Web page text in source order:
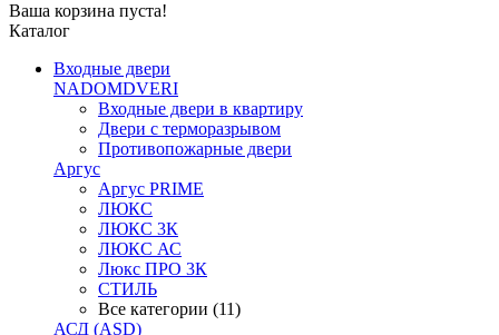
Ваша корзина пуста!
Каталог
Входные двери
NADOMDVERI
Входные двери в квартиру
Двери с терморазрывом
Противопожарные двери
Аргус
Аргус PRIME
ЛЮКС
ЛЮКС 3К
ЛЮКС АС
Люкс ПРО 3К
СТИЛЬ
Все категории (11)
АСД (ASD)